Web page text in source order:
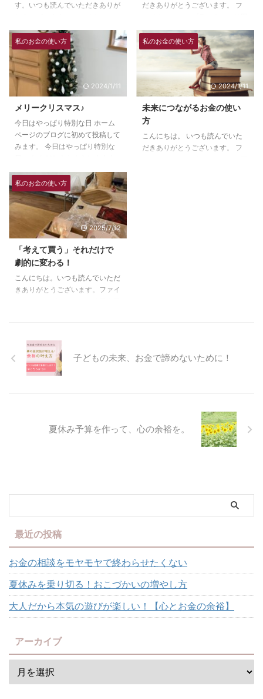
す。いつも読んでいただきありが
ルプランナーの徳田恵里です。
今年もよろしくお願いいたしま
す。 新年にやっている金運アッ
プルーティン３つ 新年の金運ア
ップ、運気アップの私のルーティ
ンをご紹介したいと思います。
①氏神様へのあいさつ＆お札 自
分の今住んでいる地域の氏神様と
私と夫それぞれの実家の氏神様へ
お参りをします。 大きい神社も
良いですが、自分と関連のある神
札も伊勢神宮、自分たちの氏神
様、夫の氏神様にしていまして、
この３ ...
だきありがとうございます。 フ
恵里です。 本を書いてみて思っ
たこと 昔、近所の人が自費出版
で本を出したことがありました。
その人の子育てを通した自伝？だ
ったような記憶があるのですが、
子どもながらに、本を書きたいっ
て思うほど情熱をささげているこ
とがあるってすごいことだなと思
ってました。 自分の人生と本は
縁がないことだろうな。そんな思
いを抱いていましたが、まさかこ
私のお金の使い方
2024/1/11
メリークリスマス♪
今日はやっぱり特別な日 ホーム
ページのブログに初めて投稿して
みます。 今日はやっぱり特別な
ムページのブログを始めてみるこ
とにしました！ プレゼントはど
うしていますか？ 私は自分でご
機嫌を取ると決めています！ も
ちろんサプライズでプレゼントを
貰うのも嬉しいですが、期待して
もらえないとがっかりするし、私
も特にサプライズとかしていない
ので、今年の頑張りを自分なりに
考えて、今年は自分にプレゼント
私のお金の使い方
2024/1/11
未来につながるお金の使い
方
こんにちは。 いつも読んでいた
だきありがとうございます。 フ
私のお金の使い方
2025/7/12
「考えて買う」それだけで
劇的に変わる！
こんにちは。いつも読んでいただ
きありがとうございます。ファイ
た。絵本「おかねくん どこいく
の？」の絵を描いてくれた陽子さ
んの陶芸と絵の個展です。 個展
で考えることの大事さでした。
子どもの未来、お金で諦めないために！
夏休み予算を作って、心の余裕を。
最近の投稿
お金の相談をモヤモヤで終わらせたくない
夏休みを乗り切る！おこづかいの増やし方
大人だから本気の遊びが楽しい！【心とお金の余裕】
アーカイブ